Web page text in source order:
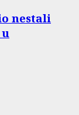
nestali